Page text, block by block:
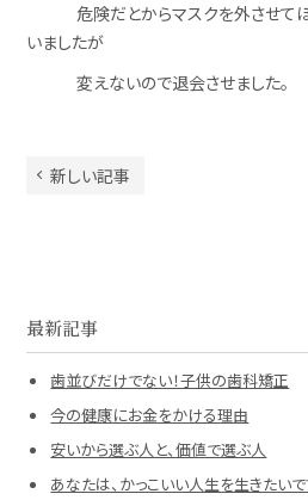
危険だとからマスクを外させてほ
いましたが
変えないので退会させま
新しい記事
最新記事
歯並びだけでない！子供の歯科矯正
今の健康にお金をかける理由
安いから選ぶ人と、価値で選ぶ人
あなたは、かっこいい人生を生きたい